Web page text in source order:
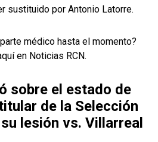
sustituido por Antonio Latorre.
médico hasta el momento?
en Noticias RCN.
sobre el estado de
de la Selección
lesión vs. Villarreal